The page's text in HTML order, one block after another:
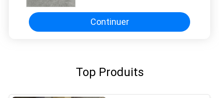
Continuer
Top Produits